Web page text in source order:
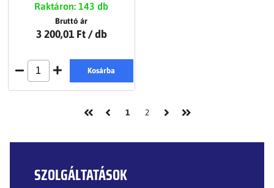
Raktáron: 143 db
Bruttó ár
3 200,01 Ft/ db
Kosárba
1 2
SZOLGÁLTATÁSOK